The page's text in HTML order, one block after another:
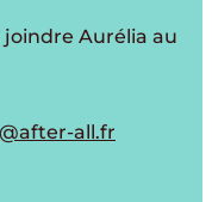
Aurélia au
all.fr